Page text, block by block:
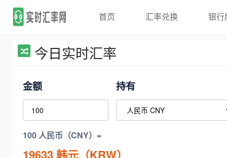
首页 汇率兑换 银行
今日实时汇率
金额 持有
100 人民币（CNY）=
19633韩元（KRW）